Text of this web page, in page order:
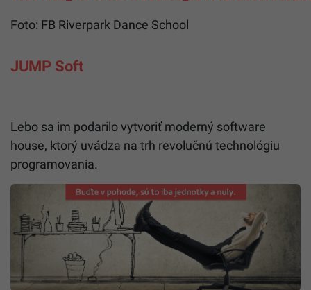
Foto: FB Riverpark Dance School
JUMP Soft
Lebo sa im poda­rilo vytvo­riť moderný soft­ware
house, ktorý uvádza na trh revolučnú technológiu
programovania.